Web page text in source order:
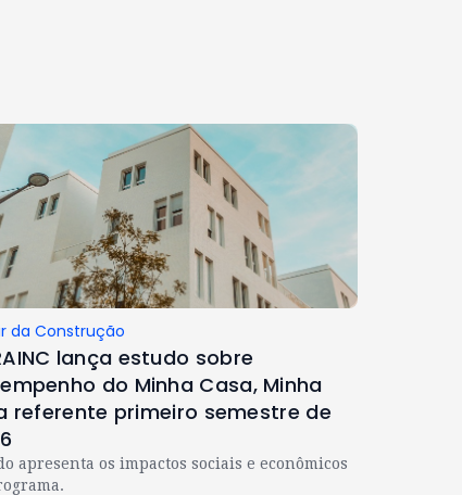
da Construção
lança estudo sobre
do Minha Casa, Minha
referente primeiro semestre de
apresenta os impactos sociais e econômicos